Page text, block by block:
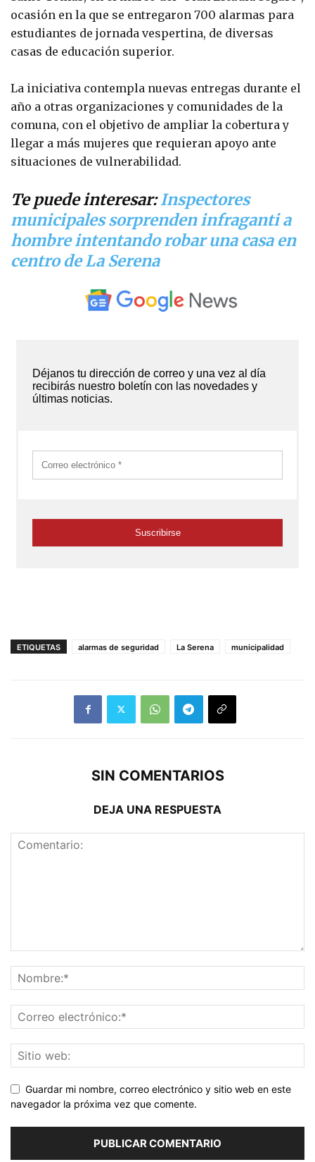
ocasión en la que se entregaron 700 alarmas para
estudiantes de jornada vespertina, de diversas
casas de educación superior.
La iniciativa contempla nuevas entregas durante el
año a otras organizaciones y comunidades de la
comuna, con el objetivo de ampliar la cobertura y
llegar a más mujeres que requieran apoyo ante
situaciones de vulnerabilidad.
Te puede interesar:Inspectores
municipales sorprenden infraganti a
hombre intentando robar una casa en
centro de La Serena
ETIQUETAS alarmas de seguridad La Serena municipalidad
SIN COMENTARIOS
DEJA UNA RESPUESTA
Guardar mi nombre, correo electrónico y sitio web en este
navegador la próxima vez que comente.